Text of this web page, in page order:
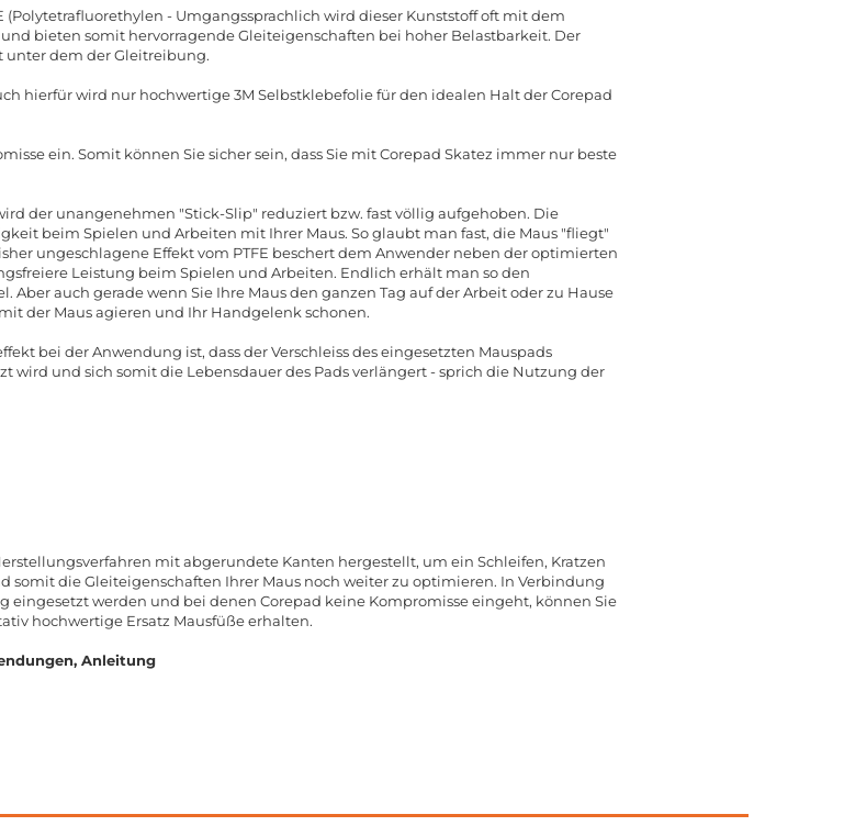
(Polytetrafluorethylen - Umgangssprachlich wird dieser Kunststoff oft mit dem
bieten somit hervorragende Gleiteigenschaften bei hoher Belastbarkeit. Der
dem der Gleitreibung.
hierfür wird nur hochwertige 3M Selbstklebefolie für den idealen Halt der Corepad
ein. Somit können Sie sicher sein, dass Sie mit Corepad Skatez immer nur beste
der unangenehmen "Stick-Slip" reduziert bzw. fast völlig aufgehoben. Die
beim Spielen und Arbeiten mit Ihrer Maus. So glaubt man fast, die Maus "fliegt"
ungeschlagene Effekt vom PTFE beschert dem Anwender neben der optimierten
Leistung beim Spielen und Arbeiten. Endlich erhält man so den
auch gerade wenn Sie Ihre Maus den ganzen Tag auf der Arbeit oder zu Hause
der Maus agieren und Ihr Handgelenk schonen.
bei der Anwendung ist, dass der Verschleiss des eingesetzten Mauspads
wird und sich somit die Lebensdauer des Pads verlängert - sprich die Nutzung der
mit abgerundete Kanten hergestellt, um ein Schleifen, Kratzen
somit die Gleiteigenschaften Ihrer Maus noch weiter zu optimieren. In Verbindung
werden und bei denen Corepad keine Kompromisse eingeht, können Sie
hochwertige Ersatz Mausfüße erhalten.
Anleitung